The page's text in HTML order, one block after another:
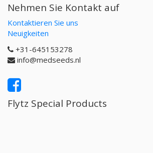
Nehmen Sie Kontakt auf
Kontaktieren Sie uns
Neuigkeiten
+31-645153278
info@medseeds.nl
Flytz Special Products